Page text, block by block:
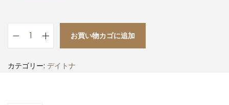
お買い物カゴに追加
カテゴリー: デイトナ